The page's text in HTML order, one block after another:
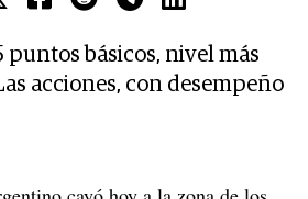
puntos básicos, nivel más
acciones, con desempeño